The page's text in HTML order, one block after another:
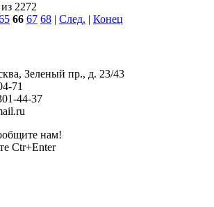
2272
66 67 68 | След. | Конец
Зеленый пр., д. 23/43
71
44-37
нам!
Ctr+Enter